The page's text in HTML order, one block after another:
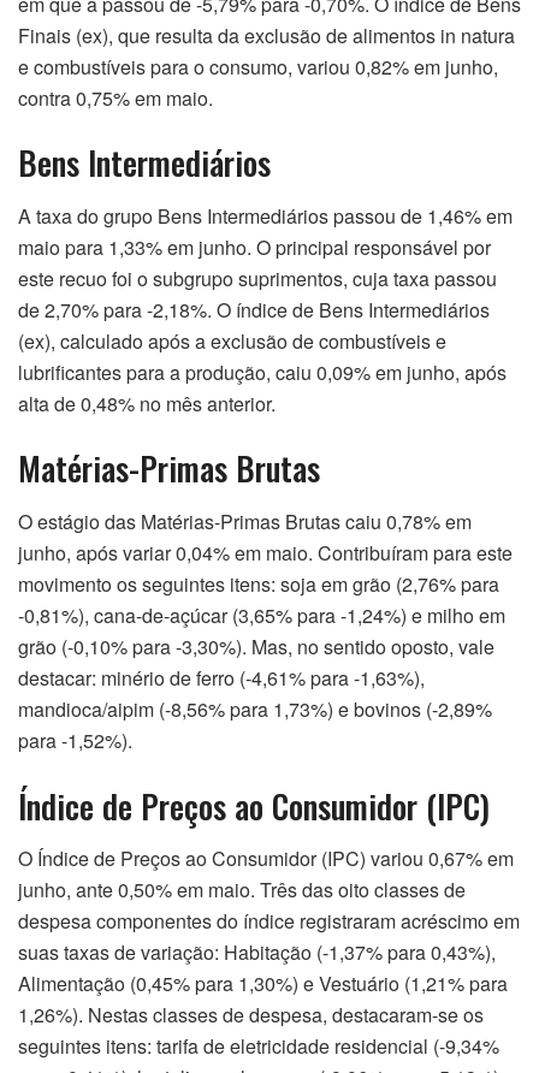
Finais (ex), que resulta da exclusão de alimentos in natura
e combustíveis para o consumo, variou 0,82% em junho,
contra 0,75% em maio.
Bens Intermediários
A taxa do grupo Bens Intermediários passou de 1,46% em
maio para 1,33% em junho. O principal responsável por
este recuo foi o subgrupo suprimentos, cuja taxa passou
de 2,70% para -2,18%. O índice de Bens Intermediários
(ex), calculado após a exclusão de combustíveis e
lubrificantes para a produção, caiu 0,09% em junho, após
alta de 0,48% no mês anterior.
Matérias-Primas Brutas
O estágio das Matérias-Primas Brutas caiu 0,78% em
junho, após variar 0,04% em maio. Contribuíram para este
movimento os seguintes itens: soja em grão (2,76% para
-0,81%), cana-de-açúcar (3,65% para -1,24%) e milho em
grão (-0,10% para -3,30%). Mas, no sentido oposto, vale
destacar: minério de ferro (-4,61% para -1,63%),
mandioca/aipim (-8,56% para 1,73%) e bovinos (-2,89%
para -1,52%).
Índice de Preços ao Consumidor (IPC)
O Índice de Preços ao Consumidor (IPC) variou 0,67% em
junho, ante 0,50% em maio. Três das oito classes de
despesa componentes do índice registraram acréscimo em
suas taxas de variação: Habitação (-1,37% para 0,43%),
Alimentação (0,45% para 1,30%) e Vestuário (1,21% para
1,26%). Nestas classes de despesa, destacaram-se os
seguintes itens: tarifa de eletricidade residencial (-9,34%